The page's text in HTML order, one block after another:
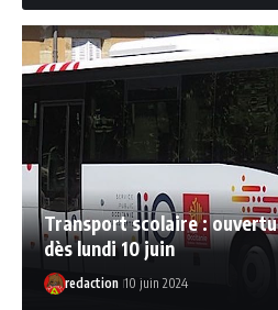
Transport scolaire :
dès lundi 10 juin
redaction 10 juin 2024